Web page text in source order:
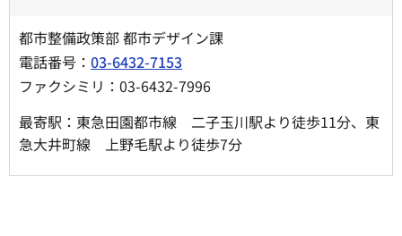
都市整備政策部 都市デザイン課
電話番号： 03-6432-7153
ファクシミリ：03-6432-7996
最寄駅：東急田園都市線 二子玉川駅より徒歩11分、東
急大井町線 上野毛駅より徒歩7分